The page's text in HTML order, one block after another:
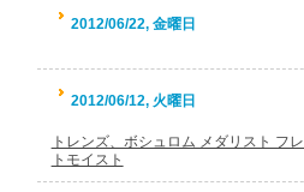
2012/06/22, 金曜日
2012/06/12, 火曜日
トレンズ、ボシュロム メダリスト フ
トモイスト